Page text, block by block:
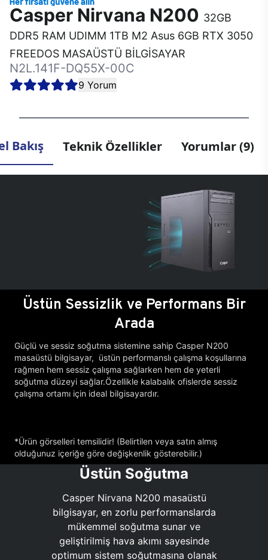
Casper Nirvana N200 32GB
DDR5 RAM UDIMM 1TB M2 Asus 6GB RTX 3050
FREEDOS MASAÜSTÜ BİLGİSAYAR
N2L.141F-DQ55X-00C
9 Yorum
Bakış Teknik Özellikler Yorumlar (9)
Üstün Sessizlik ve Performans Bir
Arada
Güçlü ve sessiz soğutma sistemine sahip Casper N200
masaüstü bilgisayar, üstün performanslı çalışma koşullarına
rağmen hem sessiz çalışma sağlarken hem de yeterli
soğutma düzeyi sağlar.Özellikle kalabalık ofislerde sessiz
çalışma ortamı için ideal bilgisayardır.
*Ürün görselleri temsilidir! (Belirtilen veya satın almış
olduğunuz içeriğe göre değişkenlik gösterebilir.)
Üstün Soğutma
Casper Nirvana N200 masaüstü
bilgisayar, en zorlu performanslarda
mükemmel soğutma sunar ve
geliştirilmiş hava akımı sayesinde
optimum sistem soğutmasına olanak